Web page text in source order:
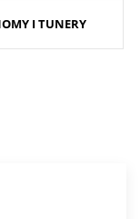
I TUNERY